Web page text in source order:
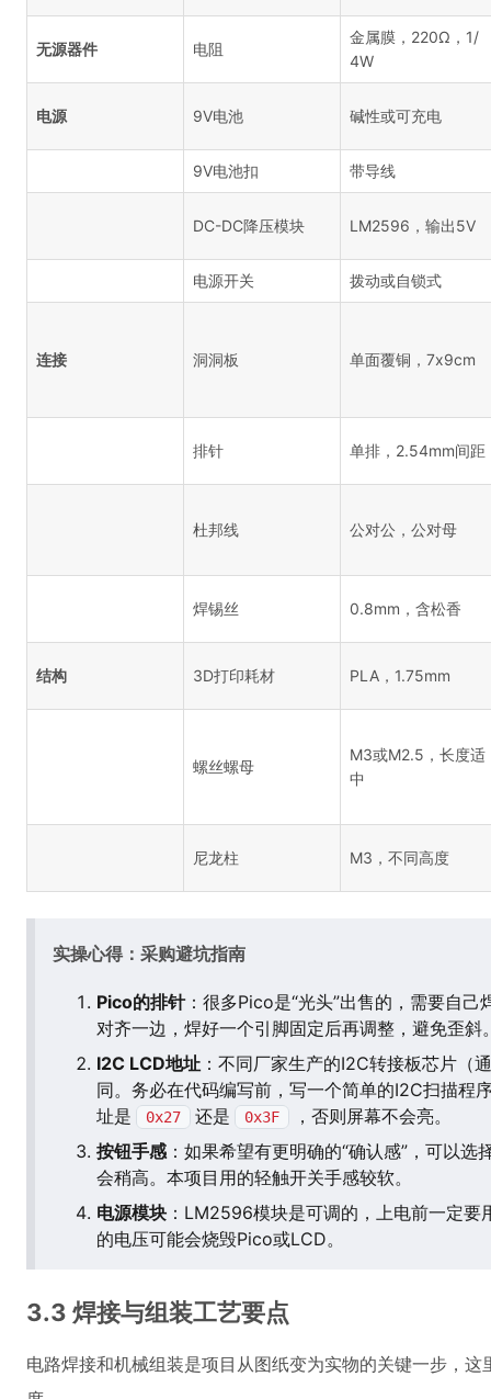
无源器件 电阻
金属膜，220Ω，1/
4W
电源 9V电池 碱性或可充电
9V电池扣 带导线
DC-DC降压模块 LM2596，输出5V
电源开关 拨动或自锁式
连接 洞洞板 单面覆铜，7x9cm
排针 单排，2.54mm间距
杜邦线 公对公，公对母
焊锡丝 0.8mm，含松香
结构 3D打印耗材 PLA，1.75mm
螺丝螺母
M3或M2.5，长度适
中
尼龙柱 M3，不同高度
实操心得：采购避坑指南
Pico的排针：很多Pico是“光头”出售的，需要自己
对齐一边，焊好一个引脚固定后再调整，避免歪斜
I2C LCD地址 ：不同厂家生产的I2C转接板芯片（
同。务必在代码编写前，写一个简单的I2C扫描程
址是
0x27 还是 0x3F
，否则屏幕不会亮。
按钮手感：如果希望有更明确的“确认感”，可以选
会稍高。本项目用的轻触开关手感较软。
电源模块 ：LM2596模块是可调的，上电前一定
的电压可能会烧毁Pico或LCD。
3.3 焊接与组装工艺要点
电路焊接和机械组装是项目从图纸变为实物的关键一步，